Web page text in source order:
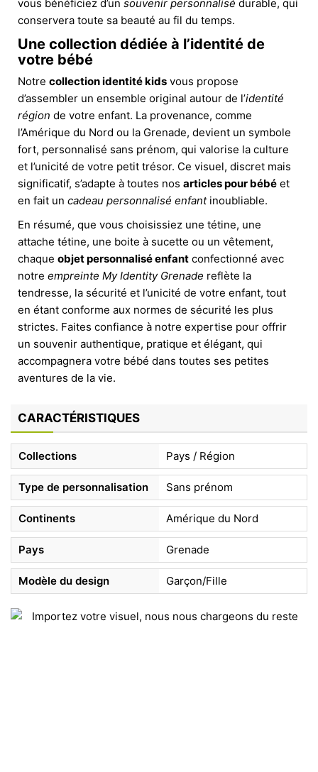
vous bénéficiez d’un souvenir personnalisé durable, qui
conservera toute sa beauté au fil du temps.
Une collection dédiée à l’identité de
votre bébé
Notre collection identité kids vous propose
d’assembler un ensemble original autour de l’identité
région de votre enfant. La provenance, comme
l’Amérique du Nord ou la Grenade, devient un symbole
fort, personnalisé sans prénom, qui valorise la culture
et l’unicité de votre petit trésor. Ce visuel, discret mais
significatif, s’adapte à toutes nos articles pour bébé et
en fait un cadeau personnalisé enfantinoubliable.
En résumé, que vous choisissiez une tétine, une
attache tétine, une boite à sucette ou un vêtement,
chaque objet personnalisé enfant confectionné avec
notre empreinte My Identity Grenade reflète la
tendresse, la sécurité et l’unicité de votre enfant, tout
en étant conforme aux normes de sécurité les plus
strictes. Faites confiance à notre expertise pour offrir
un souvenir authentique, pratique et élégant, qui
accompagnera votre bébé dans toutes ses petites
aventures de la vie.
CARACTÉRISTIQUES
Collections Pays / Région
Type de personnalisation Sans prénom
Continents Amérique du Nord
Pays Grenade
Modèle du design Garçon/Fille